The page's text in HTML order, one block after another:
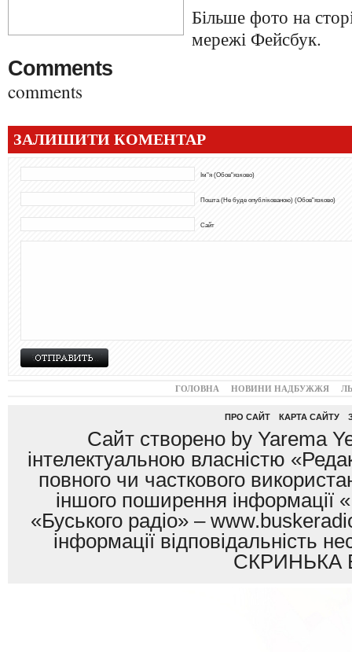
Більше фото на
мережі Фейсбук.
Comments
comments
ЗАЛИШИТИ КОМЕНТАР
Ім"я (Обов"язково)
Пошта (Не буде опублікованою) (Обов"язково)
Сайт
ГОЛОВНА НОВИНИ НАДБУЖЖЯ
ПРО САЙТ КАРТА САЙТУ
Сайт створено by Yarema
інтелектуальною власністю
повного чи часткового
іншого поширення інформації
«Буського радіо» –
інформації
СКРИНЬКА